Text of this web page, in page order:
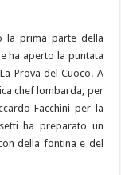
la prima parte della
ha aperto la puntata
Prova del Cuoco. A
chef lombarda, per
Facchini per la
ha preparato un
della fontina e del